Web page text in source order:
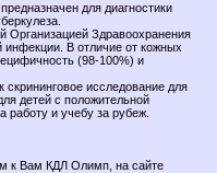
для диагностики
Организацией Здравоохранения
инфекции. В отличие от кожных
(98-100%) и
скрининговое исследование для
детей с положительной
работу и учебу за рубеж.
к Вам КДЛ Олимп, на сайте